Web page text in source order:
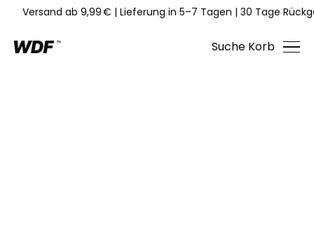
Versand ab 9,99 € | Lieferung in 5–7 Tagen | 30 Tage
Suche Korb